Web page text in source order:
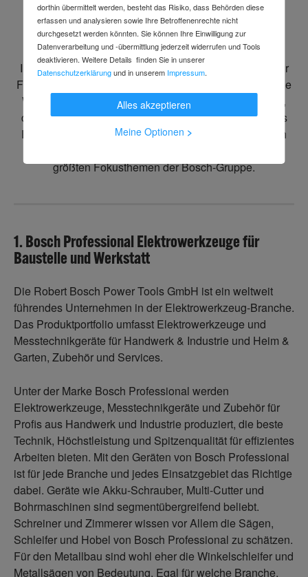
Mehr über Bosch:
Im Jahr 1886 gründete Robert Bosch die „Werkstätte für
Feinmechanik und Elektrotechnik“ in Stuttgart. Sie ist die
Wurzel des heute weltweit agierenden Unternehmens,
das von Beginn an durch Innovationskraft und soziales
Engagement geprägt war. Daher sind auch heute noch
größten Fokusthemen der Bosch-Gruppe.
1. Bosch Professional Elektrowerkzeuge für
Baustelle und Werkstatt
Die Robert Bosch Power Tools GmbH ist ein weltweit
führendes Unternehmen in der Elektrowerkzeug-Branche.
Das Produktportfolio umfasst Elektrowerkzeuge und
Messtechnikgeräte für Handwerk & Industrie und Heim &
Garten, Zubehör und Services.
Unter der Marke Bosch Professional werden
Elektrowerkzeuge, Messtechnikgeräte und Zubehör für
Profis aus Handwerk und Industrie produziert, die beste
Technik, Höchstleistung und Spitzenqualität für effizientes
Arbeiten bieten. Mit den Geräten von Bosch Professional
ist für jede Branche und jedes Einsatzgebiet das Richtige
dabei. Geräte wie Akku-Schrauber, Multi-Cutter und
Bohrmaschinen sind segmentübergreifend beliebt.
Schreiner und Zimmerer wissen vor Allem die Sägen,
Schleifer und Hobel von Bosch Professional zu schätzen.
Für den Metallbau sind wohl eher die Winkelschleifer und
Metallsägen von Bedeutung. Egal für welche Branche,
dorthin übermittelt werden, besteht das Risiko, dass Behörden diese
erfassen und analysieren sowie Ihre Betroffenenrechte nicht
durchgesetzt werden könnten. Sie können Ihre Einwilligung zur
Datenverarbeitung und -übermittlung jederzeit widerrufen und Tools
deaktivieren. Weitere Details finden Sie in unserer
Datenschutzerklärungund in unserem Impressum.
Alles akzeptieren
Meine Optionen >